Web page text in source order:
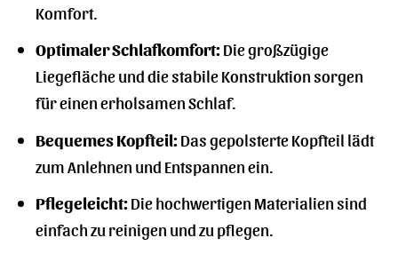
Komfort.
Optimaler Schlafkomfort:Die großzügige
Liegefläche und die stabile Konstruktion sorgen
für einen erholsamen Schlaf.
Bequemes Kopfteil:Das gepolsterte Kopfteil lädt
zum Anlehnen und Entspannen ein.
Pflegeleicht:Die hochwertigen Materialien sind
einfach zu reinigen und zu pflegen.